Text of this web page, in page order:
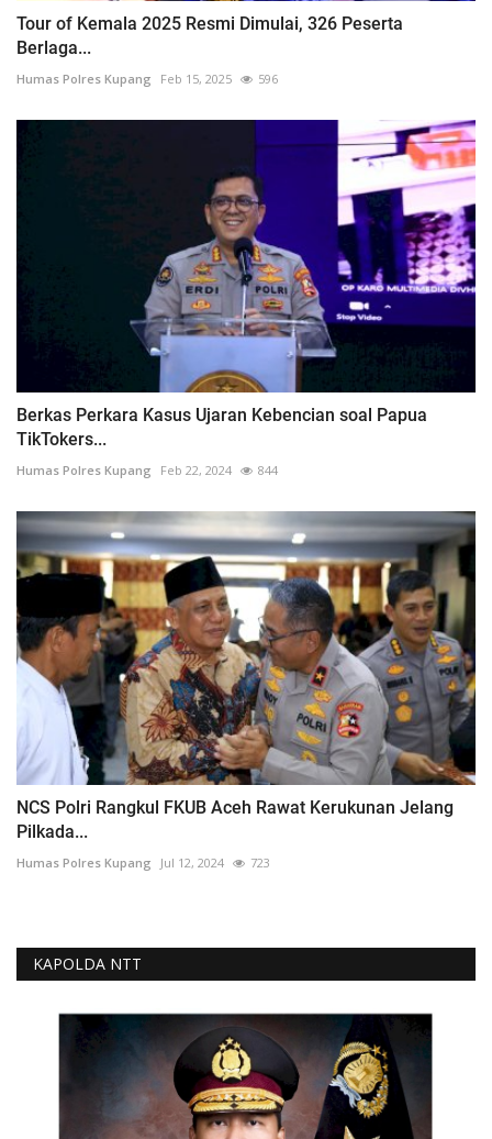
Tour of Kemala 2025 Resmi Dimulai, 326 Peserta
Berlaga...
Humas Polres Kupang Feb 15, 2025 596
Berkas Perkara Kasus Ujaran Kebencian soal Papua
TikTokers...
Humas Polres Kupang Feb 22, 2024 844
NCS Polri Rangkul FKUB Aceh Rawat Kerukunan Jelang
Pilkada...
Humas Polres Kupang Jul 12, 2024 723
KAPOLDA NTT